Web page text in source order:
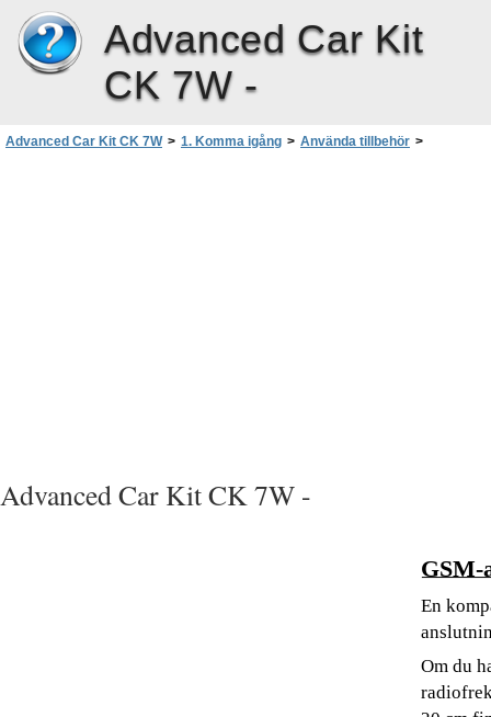
Advanced Car Kit
CK 7W -
Advanced Car Kit CK 7W > 1. Komma igång > Använda tillbehör >
Advanced Car Kit CK 7W -
GSM-
En
Om du